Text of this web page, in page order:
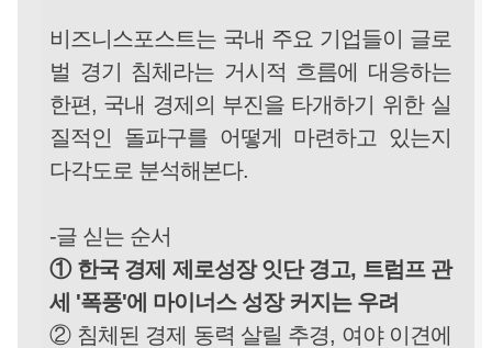
비즈니스포스트는 국내 주요 기업들이 글로
벌 경기 침체라는 거시적 흐름에 대응하는
한편, 국내 경제의 부진을 타개하기 위한 실
질적인 돌파구를 어떻게 마련하고 있는지
다각도로 분석해본다.
-글 싣는 순서
① 한국 경제 제로성장 잇단 경고, 트럼프 관
세 '폭풍'에 마이너스 성장 커지는 우려
② 침체된 경제 동력 살릴 추경, 여야 이견에